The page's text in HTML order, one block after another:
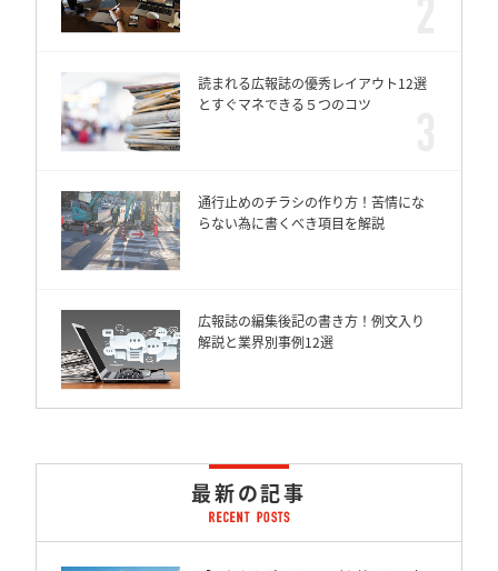
読まれる広報誌の優秀レイアウト12選
とすぐマネできる５つのコツ
通行止めのチラシの作り方！苦情にな
らない為に書くべき項目を解説
広報誌の編集後記の書き方！例文入り
解説と業界別事例12選
最新の記事